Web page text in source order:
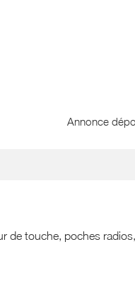
Annonce
de touche, poches